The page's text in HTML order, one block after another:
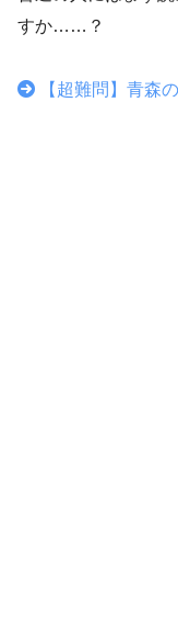
すか……？
【超難問】青森